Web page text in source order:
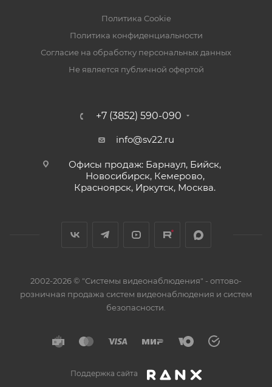
Политика Cookie
Политика конфиденциальности
Согласие на обработку персональных данных
Не является публичной офертой
+7 (3852) 590-090
info@sv22.ru
Офисы продаж: Барнаул, Бийск,
Новосибирск, Кемерово,
Красноярск, Иркутск, Москва.
2002-2026 © "Системы видеонаблюдения" - оптово-
розничная продажа систем видеонаблюдения и систем
безопасности.
Поддержка сайта